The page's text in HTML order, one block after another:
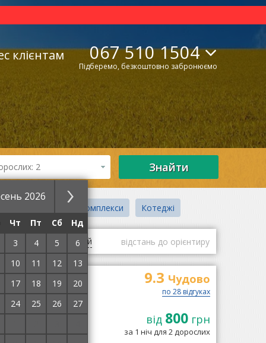
клієнтам 067 510 1504
Підберемо, безкоштовно забронюємо
2026
Чт Пт Сб
Нд
3 4 5
6
10 11 12
13
17 18 19
20
24 25 26
27
2 Знайти
ресторанні комплекси Котеджі
оцінки гостей відстань до орієнтиру
автовокзалу
Є номери від 2
9.3 Чудово
по 28 відгуках
від 800грн
за 1 ніч для 2 дорослих